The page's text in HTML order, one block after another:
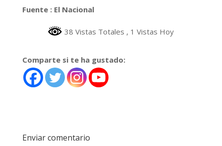
Fuente : El Nacional
38 Vistas Totales , 1 Vistas Hoy
Comparte si te ha gustado:
Enviar comentario